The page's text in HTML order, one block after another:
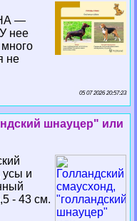
—
нее
не
05 07 2026 20:57:23
шнауцер" или
усы и
- 43 см.